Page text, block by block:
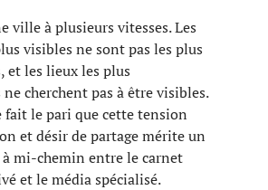
ville à plusieurs vitesses. Les
visibles ne sont pas les plus
et les lieux les plus
cherchent pas à être visibles.
fait le pari que cette tension
et désir de partage mérite un
mi-chemin entre le carnet
et le média spécialisé.